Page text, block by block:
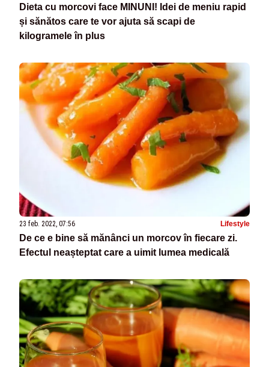
Dieta cu morcovi face MINUNI! Idei de meniu rapid
și sănătos care te vor ajuta să scapi de
kilogramele în plus
23 feb. 2022, 07:56 Lifestyle
De ce e bine să mănânci un morcov în fiecare zi.
Efectul neașteptat care a uimit lumea medicală